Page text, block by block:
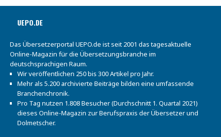
UEPO.DE
Das Übersetzerportal UEPO.de ist seit 2001 das tagesaktuelle
Online-Magazin für die Übersetzungsbranche im
deutschsprachigen Raum.
Wir veröffentlichen 250 bis 300 Artikel pro Jahr.
Mehr als 5.200 archivierte Beiträge bilden eine umfassende
Branchenchronik.
Pro Tag nutzen 1.808 Besucher (Durchschnitt 1. Quartal 2021)
dieses Online-Magazin zur Berufspraxis der Übersetzer und
Dolmetscher.